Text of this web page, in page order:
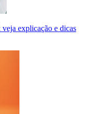
explicação e dicas